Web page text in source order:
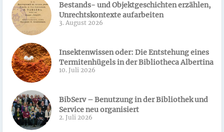
Bestands- und Objektgeschichten erzählen,
Unrechtskontexte aufarbeiten
3. August 2026
Insektenwissen oder: Die Entstehung eines
Termitenhügels in der Bibliotheca Albertina
10. Juli 2026
BibServ – Benutzung in der Bibliothek und
Service neu organisiert
2. Juli 2026